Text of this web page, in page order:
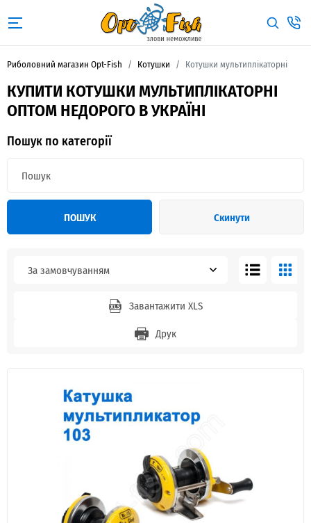
Риболовний магазин Opt-Fish Котушки Котушки мультиплікаторні
КУПИТИ КОТУШКИ МУЛЬТИПЛІКАТОРНІ
ОПТОМ НЕДОРОГО В УКРАЇНІ
Пошук по категорії
ПОШУК Скинути
За замовчуванням
Завантажити XLS
Друк